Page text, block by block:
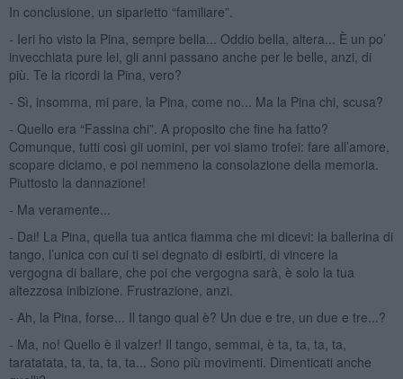
In conclusione, un siparietto “familiare”.
- Ieri ho visto la Pina, sempre bella... Oddio bella, altera... È un po’
invecchiata pure lei, gli anni passano anche per le belle, anzi, di
più. Te la ricordi la Pina, vero?
- Sì, insomma, mi pare, la Pina, come no... Ma la Pina chi, scusa?
- Quello era “Fassina chi”. A proposito che fine ha fatto?
Comunque, tutti così gli uomini, per voi siamo trofei: fare all’amore,
scopare diciamo, e poi nemmeno la consolazione della memoria.
Piuttosto la dannazione!
- Ma veramente...
- Dai! La Pina, quella tua antica fiamma che mi dicevi: la ballerina di
tango, l’unica con cui ti sei degnato di esibirti, di vincere la
vergogna di ballare, che poi che vergogna sarà, è solo la tua
altezzosa inibizione. Frustrazione, anzi.
- Ah, la Pina, forse... Il tango qual è? Un due e tre, un due e tre...?
- Ma, no! Quello è il valzer! Il tango, semmai, è ta, ta, ta, ta,
taratatata, ta, ta, ta, ta... Sono più movimenti. Dimenticati anche